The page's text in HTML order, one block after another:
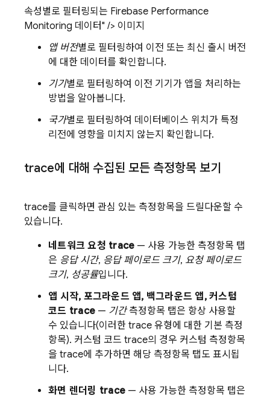
속성별로 필터링되는 Firebase Performance
Monitoring 데이터" /> 이미지
앱 버전별로 필터링하여 이전 또는 최신 출시 버전
에 대한 데이터를 확인합니다.
기기별로 필터링하여 이전 기기가 앱을 처리하는
방법을 알아봅니다.
국가별로 필터링하여 데이터베이스 위치가 특정
리전에 영향을 미치지 않는지 확인합니다.
trace에 대해 수집된 모든 측정항목 보기
trace를 클릭하면 관심 있는 측정항목을 드릴다운할 수
있습니다.
네트워크 요청 trace — 사용 가능한 측정항목 탭
은 응답 시간, 응답 페이로드 크기, 요청 페이로드
크기, 성공률입니다.
앱 시작, 포그라운드 앱, 백그라운드 앱, 커스텀
코드 trace — 기간측정항목 탭은 항상 사용할
수 있습니다(이러한 trace 유형에 대한 기본 측정
항목). 커스텀 코드 trace의 경우 커스텀 측정항목
을 trace에 추가하면 해당 측정항목 탭도 표시됩
니다.
화면 렌더링 trace — 사용 가능한 측정항목 탭은